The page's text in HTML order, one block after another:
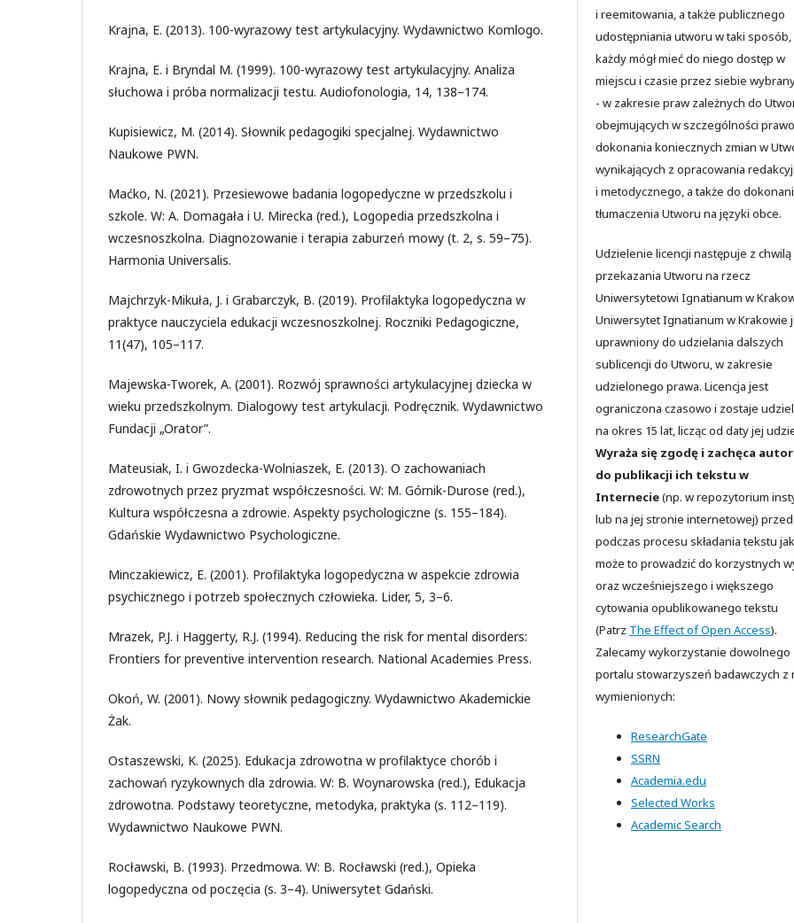
Krajna, E. (2013). 100-wyrazowy test artykulacyjny. Wydawnictwo Komlogo.
Krajna, E. i Bryndal M. (1999). 100-wyrazowy test artykulacyjny. Analiza
słuchowa i próba normalizacji testu. Audiofonologia, 14, 138–174.
Kupisiewicz, M. (2014). Słownik pedagogiki specjalnej. Wydawnictwo
Naukowe PWN.
Maćko, N. (2021). Przesiewowe badania logopedyczne w przedszkolu i
szkole. W: A. Domagała i U. Mirecka (red.), Logopedia przedszkolna i
wczesnoszkolna. Diagnozowanie i terapia zaburzeń mowy (t. 2, s. 59–75).
Harmonia Universalis.
Majchrzyk-Mikuła, J. i Grabarczyk, B. (2019). Profilaktyka logopedyczna w
praktyce nauczyciela edukacji wczesnoszkolnej. Roczniki Pedagogiczne,
11(47), 105–117.
Majewska-Tworek, A. (2001). Rozwój sprawności artykulacyjnej dziecka w
wieku przedszkolnym. Dialogowy test artykulacji. Podręcznik. Wydawnictwo
Fundacji „Orator”.
Mateusiak, I. i Gwozdecka-Wolniaszek, E. (2013). O zachowaniach
zdrowotnych przez pryzmat współczesności. W: M. Górnik-Durose (red.),
Kultura współczesna a zdrowie. Aspekty psychologiczne (s. 155–184).
Gdańskie Wydawnictwo Psychologiczne.
Minczakiewicz, E. (2001). Profilaktyka logopedyczna w aspekcie zdrowia
psychicznego i potrzeb społecznych człowieka. Lider, 5, 3–6.
Mrazek, P.J. i Haggerty, R.J. (1994). Reducing the risk for mental disorders:
Frontiers for preventive intervention research. National Academies Press.
Okoń, W. (2001). Nowy słownik pedagogiczny. Wydawnictwo Akademickie
Żak.
Ostaszewski, K. (2025). Edukacja zdrowotna w profilaktyce chorób i
zachowań ryzykownych dla zdrowia. W: B. Woynarowska (red.), Edukacja
zdrowotna. Podstawy teoretyczne, metodyka, praktyka (s. 112–119).
Wydawnictwo Naukowe PWN.
Rocławski, B. (1993). Przedmowa. W: B. Rocławski (red.), Opieka
logopedyczna od poczęcia (s. 3–4). Uniwersytet Gdański.
i reemitowania, a także publicznego
udostępniania utworu w taki sposób,
każdy mógł mieć do niego dostęp w
miejscu i czasie przez siebie
- w zakresie praw zależnych do
obejmujących w szczególności
dokonania koniecznych zmian w
wynikających z opracowania
i metodycznego, a także do
tłumaczenia Utworu na języki obce.
Udzielenie licencji następuje z chwilą
przekazania Utworu na rzecz
Uniwersytetowi Ignatianum w
Uniwersytet Ignatianum w Krakowie
uprawniony do udzielania dalszych
sublicencji do Utworu, w zakresie
udzielonego prawa. Licencja jest
ograniczona czasowo i zostaje
na okres 15 lat, licząc od daty jej
Wyraża się zgodę i zachęca
do publikacji ich tekstu w
Internecie(np. w repozytorium
lub na jej stronie internetowej)
podczas procesu składania tekstu
może to prowadzić do korzystnych
oraz wcześniejszego i większego
cytowania opublikowanego tekstu
(Patrz The Effect of Open Access).
Zalecamy wykorzystanie dowolnego
portalu stowarzyszeń badawczych z
wymienionych:
ResearchGate
SSRN
Academia.edu
Selected Works
Academic Search